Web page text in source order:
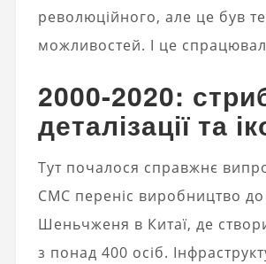
революційного, але це був
можливостей. І це
2000-2020:
деталізації та
Тут почалося справжнє
CMC переніс виробництво до
Шеньчженя в Китаї, де
з понад 400 осіб.